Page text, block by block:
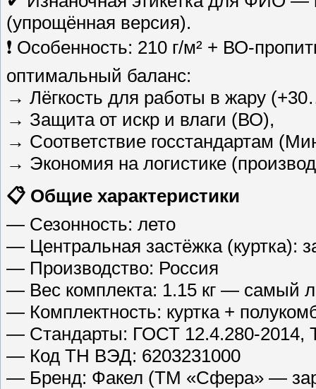
(упрощённая версия).
❗ Особенность: 210 г/м² + ВО-
оптимальный баланс:
→ Лёгкость для работы в жару
→ Защита от искр и влаги (ВО),
→ Соответствие госстандартам
→ Экономия на логистике
📋 Общие характеристики
— Сезонность: лето
— Центральная застёжка (куртка):
— Производство: Россия
— Вес комплекта: 1.15 кг — самый
— Комплектность: куртка +
— Стандарты: ГОСТ 12.4.280-2014,
— Код ТН ВЭД: 6203231000
— Бренд: Факел (ТМ «Сфера» —